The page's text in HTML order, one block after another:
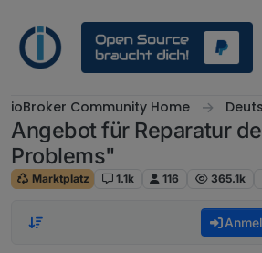
ioBroker Community Home
Angebot für Reparatur
Problems"
Marktplatz 1.1k 116 365.1k